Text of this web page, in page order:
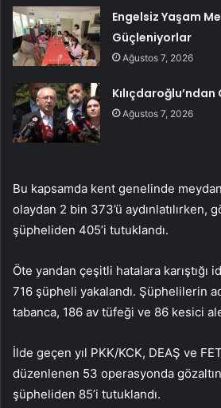
Engelsiz Yaşam
Güçleniyorlar
Ağustos 7, 2026
Ağustos 7, 2026
Bu kapsamda kent genelinde
olaydan 2 bin 373’ü aydınlatılırken,
şüpheliden 405’i tutuklandı.
Öte yandan çeşitli hatalara karıştığı
716 şüpheli yakalandı. Şüphelilerin
tabanca, 186 av tüfeği ve 86 kesici
İlde geçen yıl PKK/KCK, DEAŞ ve
düzenlenen 53 operasyonda
şüpheliden 85’i tutuklandı.